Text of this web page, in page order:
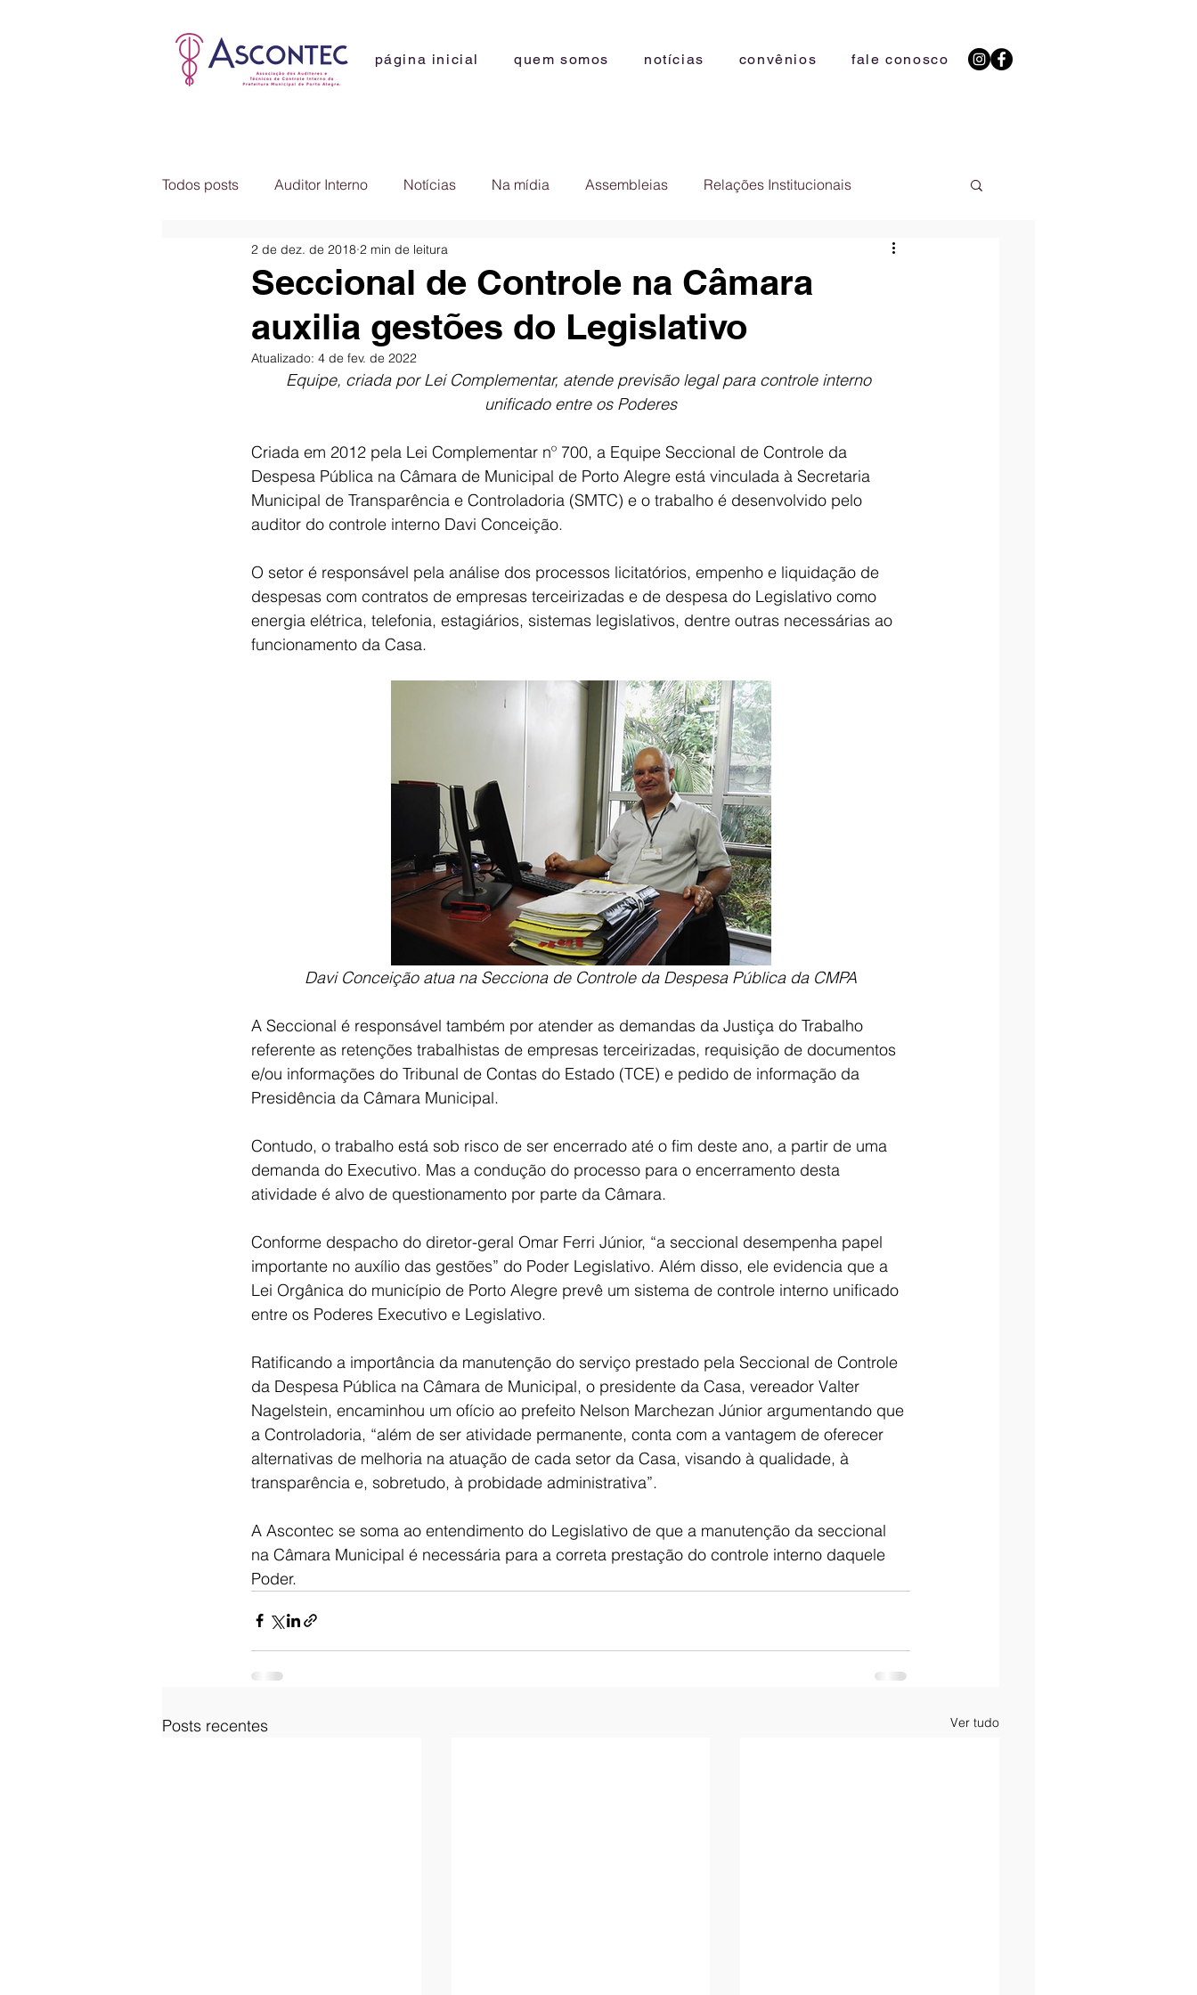
página inicial quem somos notícias convênios fale conosco
Todos posts Auditor Interno Notícias Na mídia Assembleias Relações Institucionais
Comunicados Notícias
Seccional de Controle na Câmara
auxilia gestões do Legislativo
2 de dez. de 2018 2 min de leitura
Atualizado: 4 de fev. de 2022
Equipe, criada por Lei Complementar, atende previsão legal para controle interno
unificado entre os Poderes
Criada em 2012 pela Lei Complementar nº 700, a Equipe Seccional de Controle da
Despesa Pública na Câmara de Municipal de Porto Alegre está vinculada à Secretaria
Municipal de Transparência e Controladoria (SMTC) e o trabalho é desenvolvido pelo
auditor do controle interno Davi Conceição.
O setor é responsável pela análise dos processos licitatórios, empenho e liquidação de
despesas com contratos de empresas terceirizadas e de despesa do Legislativo como
energia elétrica, telefonia, estagiários, sistemas legislativos, dentre outras necessárias ao
funcionamento da Casa.
Davi Conceição atua na Secciona de Controle da Despesa Pública da CMPA
A Seccional é responsável também por atender as demandas da Justiça do Trabalho
referente as retenções trabalhistas de empresas terceirizadas, requisição de documentos
e/ou informações do Tribunal de Contas do Estado (TCE) e pedido de informação da
Presidência da Câmara Municipal.
Contudo, o trabalho está sob risco de ser encerrado até o fim deste ano, a partir de uma
demanda do Executivo. Mas a condução do processo para o encerramento desta
atividade é alvo de questionamento por parte da Câmara.
Conforme despacho do diretor-geral Omar Ferri Júnior, “a seccional desempenha papel
importante no auxílio das gestões” do Poder Legislativo. Além disso, ele evidencia que a
Lei Orgânica do município de Porto Alegre prevê um sistema de controle interno unificado
entre os Poderes Executivo e Legislativo.
Ratificando a importância da manutenção do serviço prestado pela Seccional de Controle
da Despesa Pública na Câmara de Municipal, o presidente da Casa, vereador Valter
Nagelstein, encaminhou um ofício ao prefeito Nelson Marchezan Júnior argumentando que
a Controladoria, “além de ser atividade permanente, conta com a vantagem de oferecer
alternativas de melhoria na atuação de cada setor da Casa, visando à qualidade, à
transparência e, sobretudo, à probidade administrativa”.
A Ascontec se soma ao entendimento do Legislativo de que a manutenção da seccional
na Câmara Municipal é necessária para a correta prestação do controle interno daquele
Poder.
Posts recentes Ver tudo